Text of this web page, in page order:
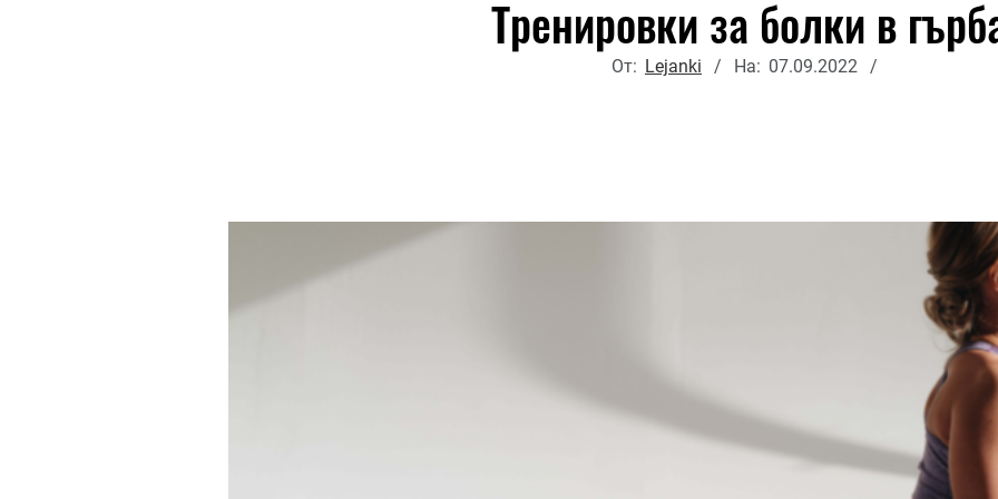
Тренировки за болки в
От: Lejanki На: 07.09.2022